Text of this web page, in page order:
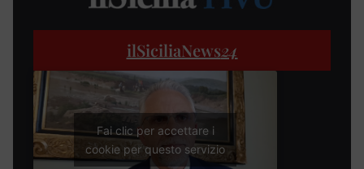
ilSiciliaNews24
Fai clic per accettare i
cookie per questo servizio